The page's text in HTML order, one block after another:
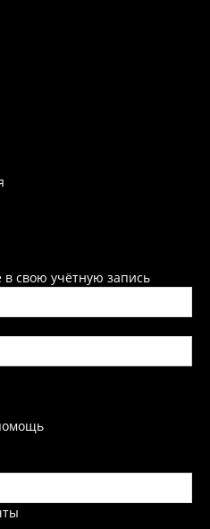
свою учётную запись